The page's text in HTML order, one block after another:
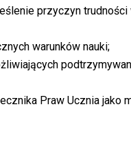
przyczyn
warunków nauki;
Praw Ucznia jako